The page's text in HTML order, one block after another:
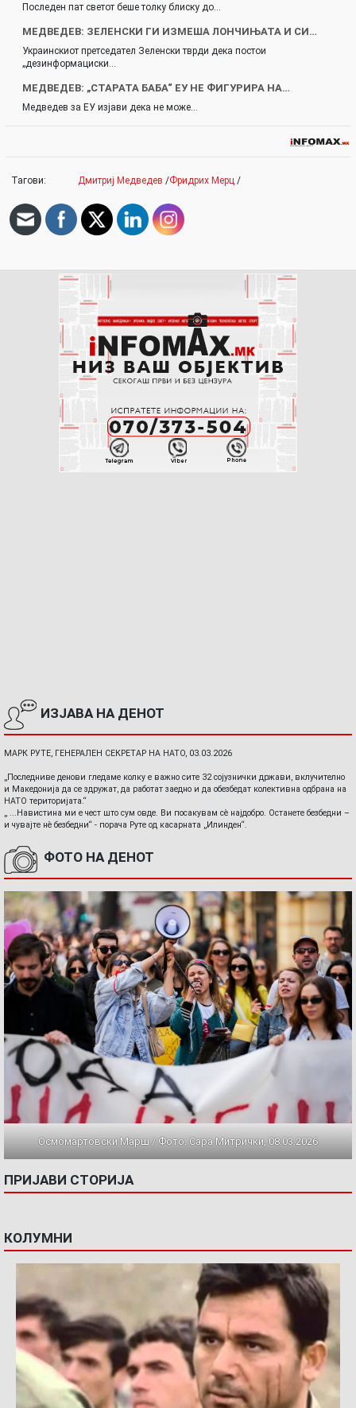
Последен пат светот беше толку блиску до…
МЕДВЕДЕВ: ЗЕЛЕНСКИ ГИ ИЗМЕША ЛОНЧИЊАТА И СИ…
Украинскиот претседател Зеленски тврди дека постои
„дезинформациски…
МЕДВЕДЕВ: „СТАРАТА БАБА“ ЕУ НЕ ФИГУРИРА НА…
Медведев за ЕУ изјави дека не може…
Тагови: Дмитриј Медведев /Фридрих Мерц /
ИЗЈАВА НА ДЕНОТ
МАРК РУТЕ, ГЕНЕРАЛЕН СЕКРЕТАР НА НАТО, 03.03.2026
„Последниве денови гледаме колку е важно сите 32 сојузнички држави, вклучително
и Македонија да се здружат, да работат заедно и да обезбедат колективна одбрана на
НАТО територијата.“
„ ...Навистина ми е чест што сум овде. Ви посакувам сè најдобро. Останете безбедни –
и чувајте нè безбедни“ - порача Руте од касарната „Илинден“.
ФОТО НА ДЕНОТ
Осмомартовски Марш / Фото: Сара Митрички, 08.03.2026
ПРИЈАВИ СТОРИЈА
КОЛУМНИ